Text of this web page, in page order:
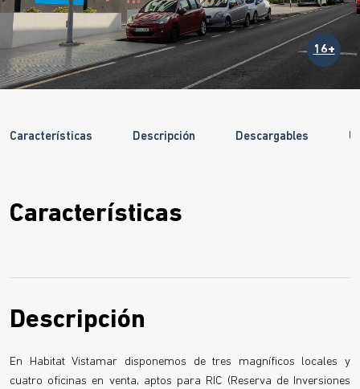
16+
Características Descripción Descargables
Características
Descripción
En Habitat Vistamar disponemos de tres magníficos locales y
cuatro oficinas en venta, aptos para RIC (Reserva de Inversiones